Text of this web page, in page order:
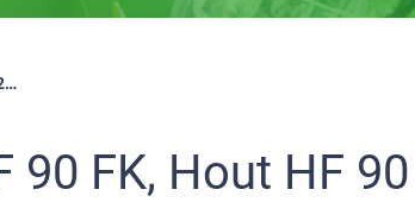
Hout HF 90 / HF 90 FK, Hout HF 90 EF, Hout HF 82 / HF 82 FK, Hout HF 82 EF, Hout HF 68